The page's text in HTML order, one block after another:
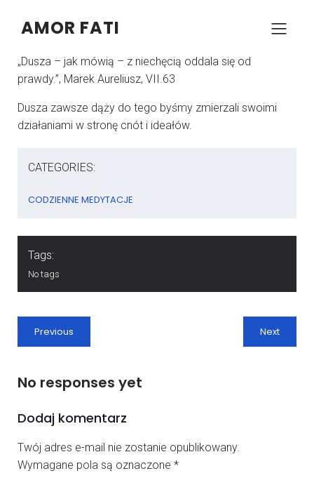
AMOR FATI
KONRAD SZCZYPCZYK
„Dusza – jak mówią – z niechęcią oddala się od
prawdy.”, Marek Aureliusz, VII.63
Dusza zawsze dąży do tego byśmy zmierzali swoimi
działaniami w stronę cnót i ideałów.
CATEGORIES:
CODZIENNE MEDYTACJE
Tags:
No tags
Previous Next
No responses yet
Dodaj komentarz
Twój adres e-mail nie zostanie opublikowany.
Wymagane pola są oznaczone *